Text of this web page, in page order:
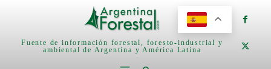
Fuente de información forestal, foresto-industrial y
ambiental de Argentina y América Latina